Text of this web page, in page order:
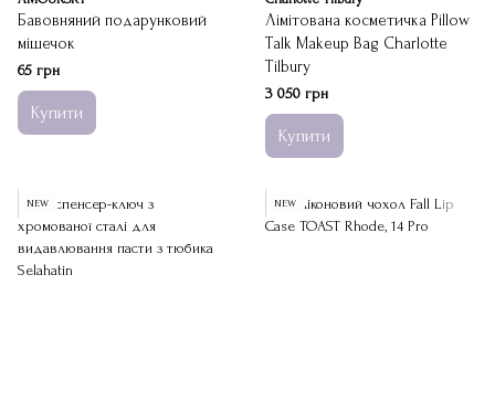
Бавовняний подарунковий
мішечок
65 грн
Купити
Лімітована косметичка Pillow
Talk Makeup Bag Charlotte
Tilbury
3 050 грн
Купити
NEW NEW